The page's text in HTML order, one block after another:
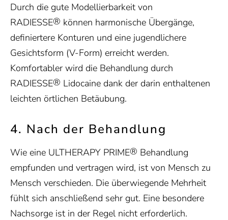
Durch die gute Modellierbarkeit von
RADIESSE® können harmonische Übergänge,
definiertere Konturen und eine jugendlichere
Gesichtsform (V-Form) erreicht werden.
Komfortabler wird die Behandlung durch
RADIESSE® Lidocaine dank der darin enthaltenen
leichten örtlichen Betäubung.
4. Nach der Behandlung
Wie eine ULTHERAPY PRIME® Behandlung
empfunden und vertragen wird, ist von Mensch zu
Mensch verschieden. Die überwiegende Mehrheit
fühlt sich anschließend sehr gut. Eine besondere
Nachsorge ist in der Regel nicht erforderlich.